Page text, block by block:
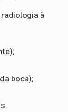
à
boca);